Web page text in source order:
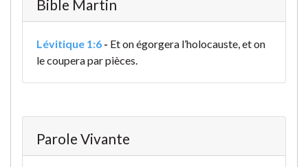
Bible Martin
Lévitique 1:6 - Et on égorgera l’holocauste, et on
le coupera par pièces.
Parole Vivante